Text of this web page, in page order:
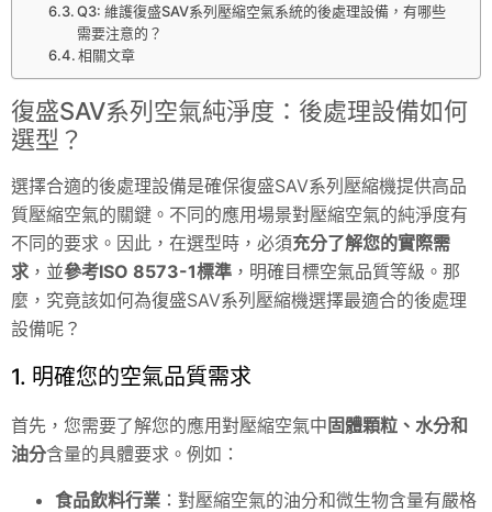
Q3: 維護復盛SAV系列壓縮空氣系統的後處理設備，有哪些
需要注意的？
相關文章
復盛SAV系列空氣純淨度：後處理設備如何
選型？
選擇合適的後處理設備是確保復盛SAV系列壓縮機提供高品
質壓縮空氣的關鍵。不同的應用場景對壓縮空氣的純淨度有
不同的要求。因此，在選型時，必須充分了解您的實際需
求 ，並參考ISO 8573-1標準 ，明確目標空氣品質等級。那
麼，究竟該如何為復盛SAV系列壓縮機選擇最適合的後處理
設備呢？
1. 明確您的空氣品質需求
首先，您需要了解您的應用對壓縮空氣中固體顆粒、水分和
油分含量的具體要求。例如：
食品飲料行業 ：對壓縮空氣的油分和微生物含量有嚴格